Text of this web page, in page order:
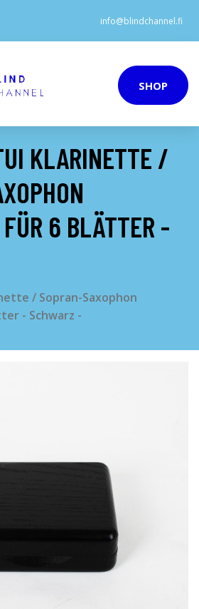
info@blindchannel.fi
SHOP
KLARINETTE /
6 BLÄTTER -
/ Sopran-Saxophon
- Schwarz -